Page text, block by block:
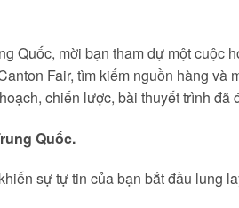
Quốc, mời bạn tham dự một cuộc
Fair, tìm kiếm nguồn hàng
chiến lược, bài thuyết trình đã
Quốc.
sự tự tin của bạn bắt đầu lung